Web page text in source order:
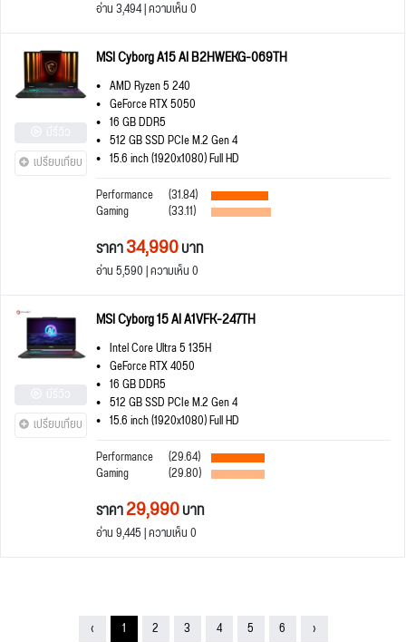
อ่าน 3,494 | ความเห็น 0
เปรียบเทียบ
MSI Cyborg A15 AI B2HWEKG-069TH
AMD Ryzen 5 240
GeForce RTX 5050
16 GB DDR5
512 GB SSD PCIe M.2 Gen 4
15.6 inch (1920x1080) Full HD
Performance
(31.84)
Gaming (33.11)
ราคา34,990บาท
อ่าน 5,590 | ความเห็น 0
เปรียบเทียบ
MSI Cyborg 15 AI A1VFK-247TH
Intel Core Ultra 5 135H
GeForce RTX 4050
16 GB DDR5
512 GB SSD PCIe M.2 Gen 4
15.6 inch (1920x1080) Full HD
Performance
(29.64)
Gaming (29.80)
ราคา29,990บาท
อ่าน 9,445 | ความเห็น 0
‹ 1 2 3 4 5 6 ›